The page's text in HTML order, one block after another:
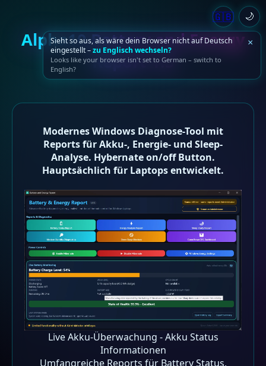
🌙
🇬🇧
Sieht so aus, als wäre dein Browser nicht auf Deutsch
eingestellt –zu Englisch wechseln?
Looks like your browser isn't set to German – switch to
English?
×
Alpha10 Battery and Energy
Report 1.5
Modernes Windows Diagnose-Tool mit
Reports für Akku-, Energie- und Sleep-
Analyse. Hybernate on/off Button.
Hauptsächlich für Laptops entwickelt.
Live Akku-Überwachung - Akku Status
Informationen
Umfangreiche Reports für Battery Status,